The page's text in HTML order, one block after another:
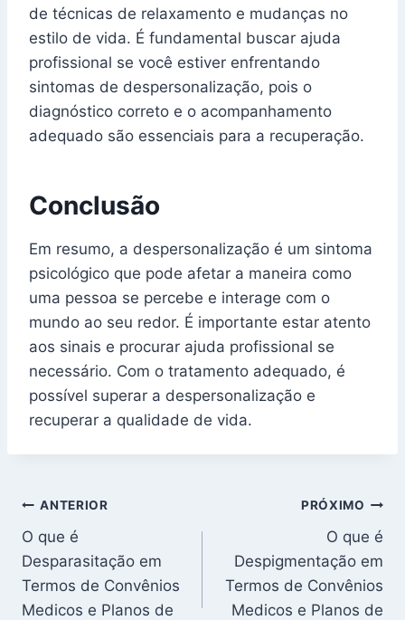
de técnicas de relaxamento e mudanças no
estilo de vida. É fundamental buscar ajuda
profissional se você estiver enfrentando
sintomas de despersonalização, pois o
diagnóstico correto e o acompanhamento
adequado são essenciais para a recuperação.
Conclusão
Em resumo, a despersonalização é um sintoma
psicológico que pode afetar a maneira como
uma pessoa se percebe e interage com o
mundo ao seu redor. É importante estar atento
aos sinais e procurar ajuda profissional se
necessário. Com o tratamento adequado, é
possível superar a despersonalização e
recuperar a qualidade de vida.
Navegação
de
Post
ANTERIOR
O que é
Desparasitação em
Termos de Convênios
Medicos e Planos de
PRÓXIMO
O que é
Despigmentação em
Termos de Convênios
Medicos e Planos de